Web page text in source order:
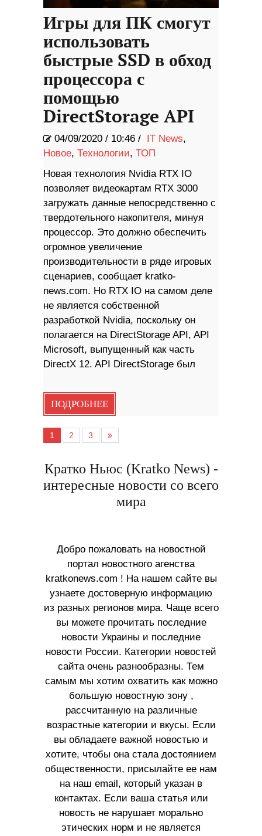
Игры для ПК смогут
использовать
быстрые SSD в обход
процессора с
помощью
DirectStorage API
04/09/2020 / 10:46 / IT News,
Новое, Технологии, ТОП
Новая технология Nvidia RTX IO
позволяет видеокартам RTX 3000
загружать данные непосредственно с
твердотельного накопителя, минуя
процессор. Это должно обеспечить
огромное увеличение
производительности в ряде игровых
сценариев, сообщает kratko-
news.com. Но RTX IO на самом деле
не является собственной
разработкой Nvidia, поскольку он
полагается на DirectStorage API, API
Microsoft, выпущенный как часть
DirectX 12. API DirectStorage был
ПОДРОБНЕЕ
1 2 3
Кратко Ньюс (Kratko News) -
интересные новости со всего
мира
Добро пожаловать на новостной
портал новостного агенства
kratkonews.com ! На нашем сайте вы
узнаете достоверную информацию
из разных регионов мира. Чаще всего
вы можете прочитать последние
новости Украины и последние
новости России. Категории новостей
сайта очень разнообразны. Тем
самым мы хотим охватить как можно
большую новостную зону ,
рассчитанную на различные
возрастные категории и вкусы. Если
вы обладаете важной новостью и
хотите, чтобы она стала достоянием
общественности, присылайте ее нам
на наш email, который указан в
контактах. Если ваша статья или
новость не нарушает морально
этических норм и не является